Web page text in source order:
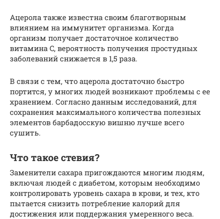
Ацерола также известна своим благотворным
влиянием на иммунитет организма. Когда
организм получает достаточное количество
витамина C, вероятность получения простудных
заболеваний снижается в 1,5 раза.
В связи с тем, что ацерола достаточно быстро
портится, у многих людей возникают проблемы с ее
хранением. Согласно данным исследований, для
сохранения максимального количества полезных
элементов барбадосскую вишню лучше всего
сушить.
Что такое стевия?
Заменители сахара пригождаются многим людям,
включая людей с диабетом, которым необходимо
контролировать уровень сахара в крови, и тех, кто
пытается снизить потребление калорий для
достижения или поддержания умеренного веса.